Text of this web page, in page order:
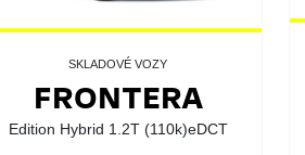
SKLADOVÉ VOZY
FRONTERA
Edition Hybrid 1.2T (110k)eDCT